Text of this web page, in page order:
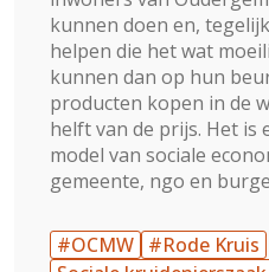
kunnen doen en,
helpen die het wat
kunnen dan op hun
producten kopen in de
helft van de prijs. Het is
model van sociale
gemeente, ngo en
#OCMW #Rode Kruis